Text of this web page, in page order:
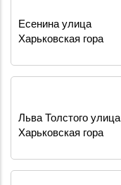
Есенина улица
Харьковская гора
Льва Толстого улица
Харьковская гора